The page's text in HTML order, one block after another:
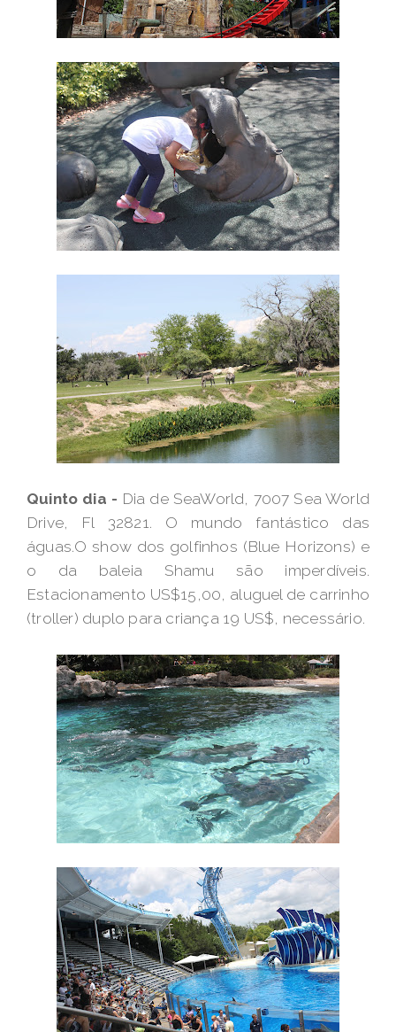
Quinto dia - Dia de SeaWorld, 7007 Sea World
Drive, Fl 32821. O mundo fantástico das
águas.O show dos golfinhos (Blue Horizons) e
o da baleia Shamu são imperdíveis.
Estacionamento US$15,00, aluguel de carrinho
(troller) duplo para criança 19 US$, necessário.